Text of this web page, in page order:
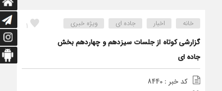
1 خانه اخبار جاده ای ویژه خبری
گزارشی کوتاه از جلسات سیزدهم و چهاردهم بخش
جاده ای
کد خبر : 8440